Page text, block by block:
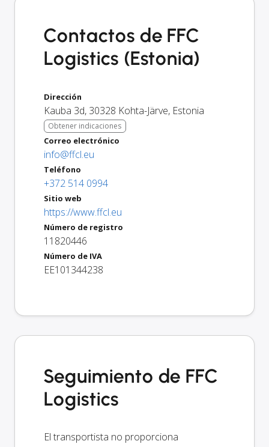
Contactos de FFC
Logistics (Estonia)
Dirección
Kauba 3d, 30328 Kohta-Järve, Estonia
Obtener indicaciones
Correo electrónico
info@ffcl.eu
Teléfono
+372 514 0994
Sitio web
https://www.ffcl.eu
Número de registro
11820446
Número de IVA
EE101344238
Seguimiento de FFC
Logistics
El transportista no proporciona